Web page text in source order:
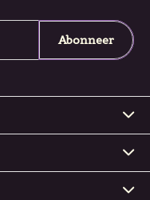
Abonneer